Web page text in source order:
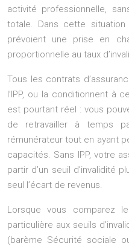
activité professionnelle,
totale. Dans cette situation
prévoient une prise en
proportionnelle au taux
Tous les contrats
l’IPP, ou la conditionnent à
est pourtant réel : vous
de retravailler à temps
rémunérateur tout en ayant
capacités. Sans IPP, votre
partir d’un seuil d’invalidité
seul l’écart de revenus.
Lorsque vous comparez
particulière aux seuils
(barème Sécurité sociale